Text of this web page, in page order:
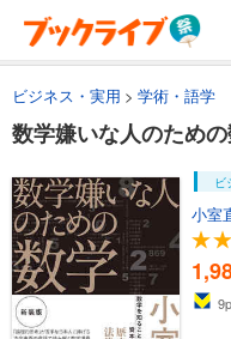
ビジネス・実用 学術・語学
数学嫌いな人のための
ビ
小室
9